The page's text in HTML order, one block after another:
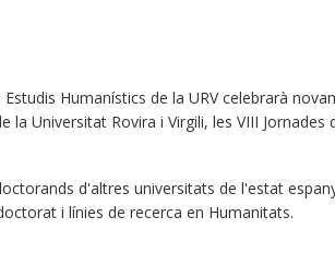
Humanístics de la URV celebrarà
la Universitat Rovira i Virgili, les VIII Jornades
d'altres universitats de l'estat
i línies de recerca en Humanitats.